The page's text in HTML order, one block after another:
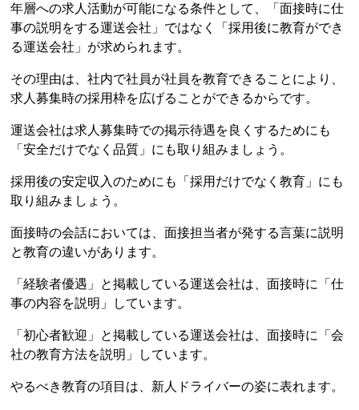
年層への求人活動が可能になる条件として、「面接時に仕
事の説明をする運送会社」ではなく「採用後に教育ができ
る運送会社」が求められます。
その理由は、社内で社員が社員を教育できることにより、
求人募集時の採用枠を広げることができるからです。
運送会社は求人募集時での掲示待遇を良くするためにも
「安全だけでなく品質」にも取り組みましょう。
採用後の安定収入のためにも「採用だけでなく教育」にも
取り組みましょう。
面接時の会話においては、面接担当者が発する言葉に説明
と教育の違いがあります。
「経験者優遇」と掲載している運送会社は、面接時に「仕
事の内容を説明」しています。
「初心者歓迎」と掲載している運送会社は、面接時に「会
社の教育方法を説明」しています。
やるべき教育の項目は、新人ドライバーの姿に表れます。